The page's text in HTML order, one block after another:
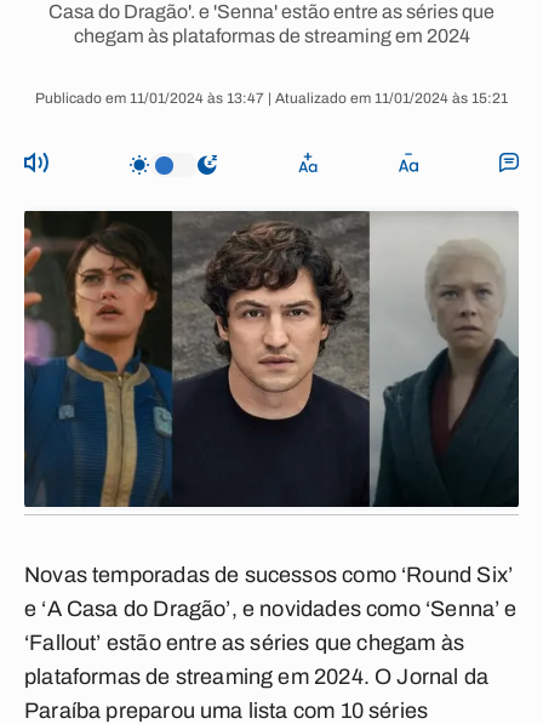
Casa do Dragão'. e 'Senna' estão entre as séries que
chegam às plataformas de streaming em 2024
Publicado em 11/01/2024 às 13:47 | Atualizado em 11/01/2024 às 15:21
Novas temporadas de sucessos como ‘Round Six’
e ‘A Casa do Dragão’, e novidades como ‘Senna’ e
‘Fallout’ estão entre as séries que chegam às
plataformas de streaming em 2024. O Jornal da
Paraíba preparou uma lista com 10 séries